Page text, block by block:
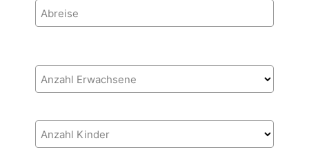
Abreise
Anzahl Erwachsene
Anzahl Kinder